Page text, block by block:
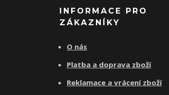
INFORMACE PRO
ZÁKAZNÍKY
O nás
Platba a doprava zboží
Reklamace a vrácení zboží